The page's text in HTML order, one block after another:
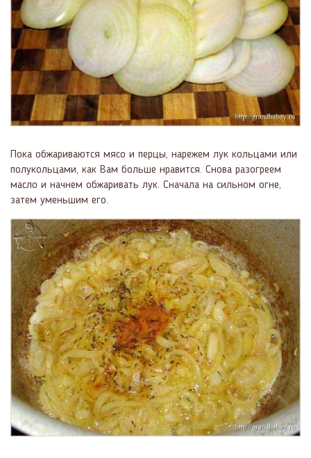
Пока обжариваются мясо и перцы, нарежем лук кольцами или
полукольцами, как Вам больше нравится. Снова разогреем
масло и начнем обжаривать лук. Сначала на сильном огне,
затем уменьшим его.